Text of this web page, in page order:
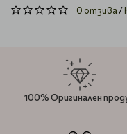
0 отзива/
100% Оригинален